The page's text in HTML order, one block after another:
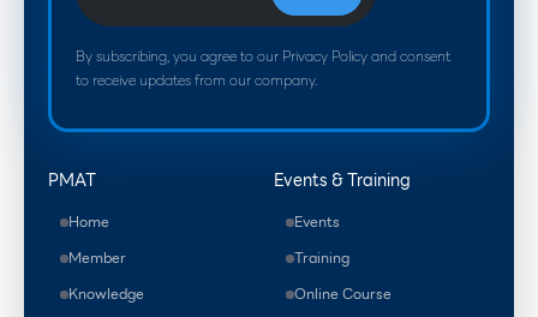
By subscribing, you agree to our Privacy Policy and consent
to receive updates from our company.
PMAT
Home
Member
Knowledge
Events & Training
Events
Training
Online Course